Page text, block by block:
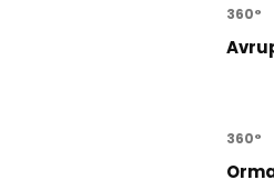
360°
360°